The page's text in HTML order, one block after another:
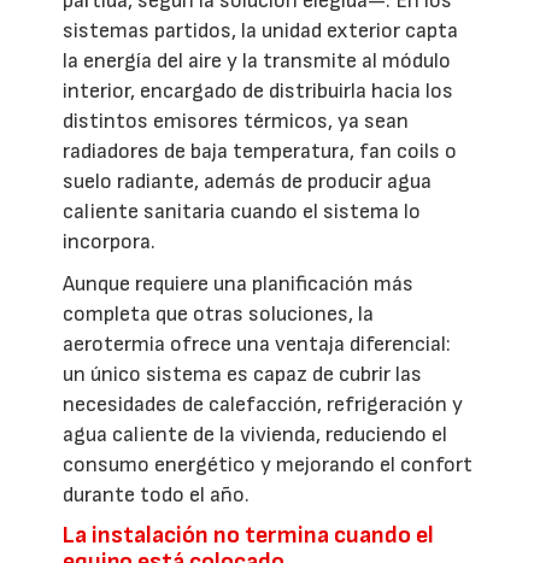
sistemas partidos, la unidad exterior capta
la energía del aire y la transmite al módulo
interior, encargado de distribuirla hacia los
distintos emisores térmicos, ya sean
radiadores de baja temperatura, fan coils o
suelo radiante, además de producir agua
caliente sanitaria cuando el sistema lo
incorpora.
Aunque requiere una planificación más
completa que otras soluciones, la
aerotermia ofrece una ventaja diferencial:
un único sistema es capaz de cubrir las
necesidades de calefacción, refrigeración y
agua caliente de la vivienda, reduciendo el
consumo energético y mejorando el confort
durante todo el año.
La instalación no termina cuando el